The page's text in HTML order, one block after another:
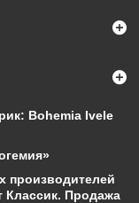
Bohemia Ivele
производителей
Классик. Продажа